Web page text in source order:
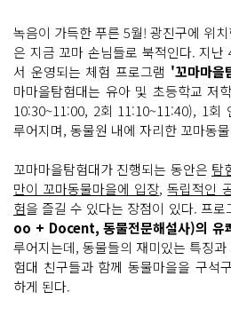
녹음이 가득한 푸른 5월! 광진구에 위
은 지금 꼬마 손님들로 북적인다. 지난
서 운영되는 체험 프로그램 '꼬마마을
마마을탐험대는 유아 및 초등학교 저
10:30~11:00, 2회 11:10~11:40), 1회
루어지며, 동물원 내에 자리한 꼬마동
꼬마마을탐험대가 진행되는 동안은 탐
만이 꼬마동물마을에 입장,독립적인
험을 즐길 수 있다는 장점이 있다. 프로
oo + Docent, 동물전문해설사)의 유
루어지는데, 동물들의 재미있는 특징
험대 친구들과 함께 동물마을을 구석
하게 된다.